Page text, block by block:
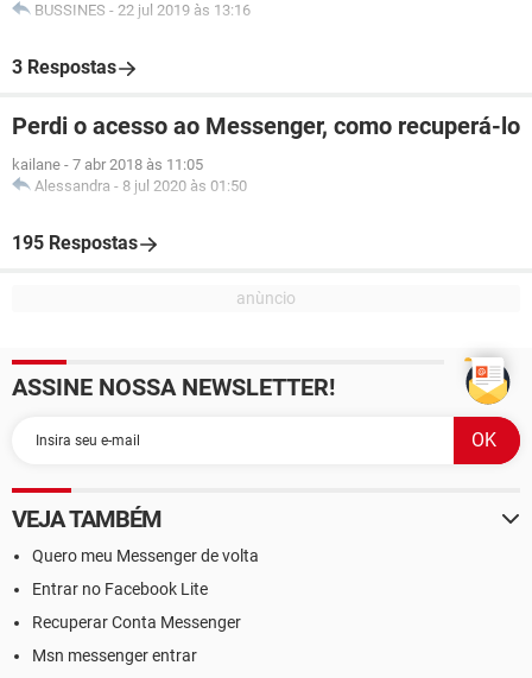
BUSSINES - 22 jul 2019 às 13:16
3 Respostas
Perdi o acesso ao Messenger, como recuperá-lo
kailane - 7 abr 2018 às 11:05
Alessandra - 8 jul 2020 às 01:50
195 Respostas
ASSINE NOSSA NEWSLETTER!
VEJA TAMBÉM
Quero meu Messenger de volta
Entrar no Facebook Lite
Recuperar Conta Messenger
Msn messenger entrar